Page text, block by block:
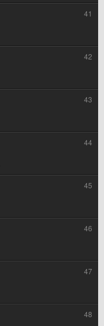
41
42
43
44
45
46
47
48